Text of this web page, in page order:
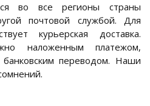
во все регионы страны
почтовой службой. Для
курьерская доставка.
наложенным платежом,
переводом. Наши